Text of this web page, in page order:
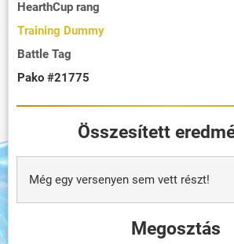
HearthCup rang
Training Dummy
Battle Tag
Pako #21775
Összesített
Még egy versenyen sem vett részt!
Megosztás